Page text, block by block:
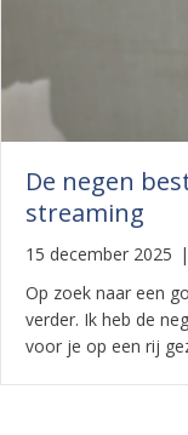
De negen
streaming
15 december 2025 |
Op zoek naar een
verder. Ik heb de
voor je op een rij